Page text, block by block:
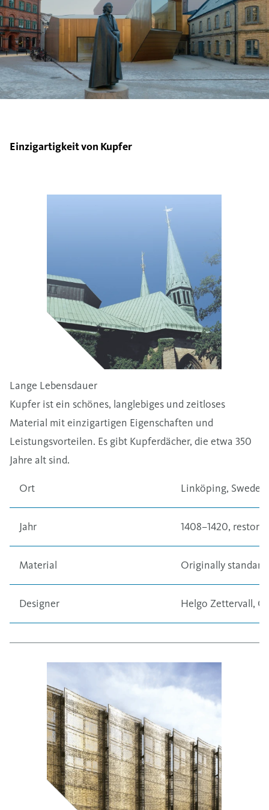
Einzigartigkeit von Kupfer
Lange Lebensdauer
Kupfer ist ein schönes, langlebiges und zeitloses
Material mit einzigartigen Eigenschaften und
Leistungsvorteilen. Es gibt Kupferdächer, die etwa 350
Jahre alt sind.
Ort Linköping, Sweden
Jahr 1408–1420,
Material Originally
Designer Helgo Zettervall,